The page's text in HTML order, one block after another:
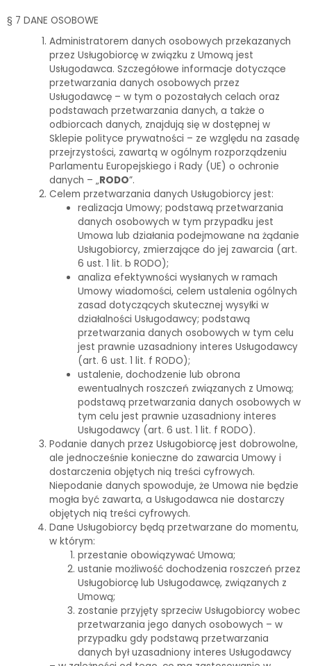
§ 7 DANE OSOBOWE
Administratorem danych osobowych przekazanych
przez Usługobiorcę w związku z Umową jest
Usługodawca. Szczegółowe informacje dotyczące
przetwarzania danych osobowych przez
Usługodawcę – w tym o pozostałych celach oraz
podstawach przetwarzania danych, a także o
odbiorcach danych, znajdują się w dostępnej w
Sklepie polityce prywatności – ze względu na zasadę
przejrzystości, zawartą w ogólnym rozporządzeniu
Parlamentu Europejskiego i Rady (UE) o ochronie
danych – „RODO”.
Celem przetwarzania danych Usługobiorcy jest:
realizacja Umowy; podstawą przetwarzania
danych osobowych w tym przypadku jest
Umowa lub działania podejmowane na żądanie
Usługobiorcy, zmierzające do jej zawarcia (art.
6 ust. 1 lit. b RODO);
analiza efektywności wysłanych w ramach
Umowy wiadomości, celem ustalenia ogólnych
zasad dotyczących skutecznej wysyłki w
działalności Usługodawcy; podstawą
przetwarzania danych osobowych w tym celu
jest prawnie uzasadniony interes Usługodawcy
(art. 6 ust. 1 lit. f RODO);
ustalenie, dochodzenie lub obrona
ewentualnych roszczeń związanych z Umową;
podstawą przetwarzania danych osobowych w
tym celu jest prawnie uzasadniony interes
Usługodawcy (art. 6 ust. 1 lit. f RODO).
Podanie danych przez Usługobiorcę jest dobrowolne,
ale jednocześnie konieczne do zawarcia Umowy i
dostarczenia objętych nią treści cyfrowych.
Niepodanie danych spowoduje, że Umowa nie będzie
mogła być zawarta, a Usługodawca nie dostarczy
objętych nią treści cyfrowych.
Dane Usługobiorcy będą przetwarzane do momentu,
w którym:
przestanie obowiązywać Umowa;
ustanie możliwość dochodzenia roszczeń przez
Usługobiorcę lub Usługodawcę, związanych z
Umową;
zostanie przyjęty sprzeciw Usługobiorcy wobec
przetwarzania jego danych osobowych – w
przypadku gdy podstawą przetwarzania
danych był uzasadniony interes Usługodawcy